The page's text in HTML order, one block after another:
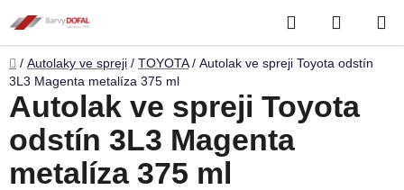
na
obsah
Hledat
KOŠÍK
Domů
/ Autolaky ve spreji / TOYOTA / Autolak ve spreji Toyota odstín
3L3 Magenta metalíza 375 ml
Autolak ve spreji Toyota
odstín 3L3 Magenta
metalíza 375 ml